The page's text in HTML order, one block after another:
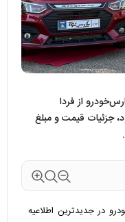
از فردا
۱۴۰۵ آغاز می‌شود، جزئیات قیمت و مبلغ
در جدیدترین اطلاعیه